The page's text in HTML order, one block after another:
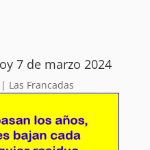
7 de marzo 2024
| Las Francadas